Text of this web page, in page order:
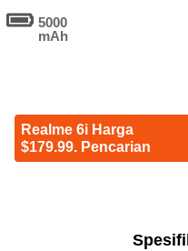
5000
mAh
Realme 6i Harga
$179.99. Pencarian